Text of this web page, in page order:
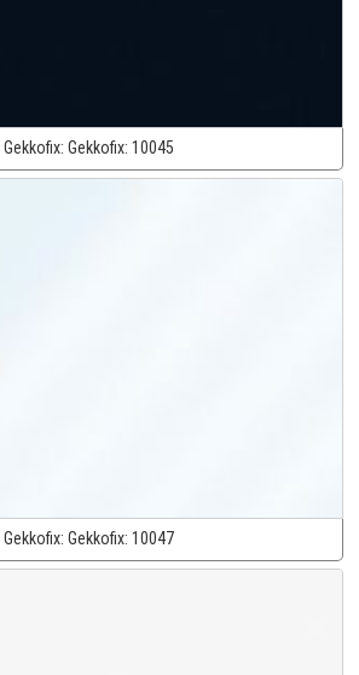
Gekkofix: Gekkofix: 10045
Gekkofix: Gekkofix: 10047